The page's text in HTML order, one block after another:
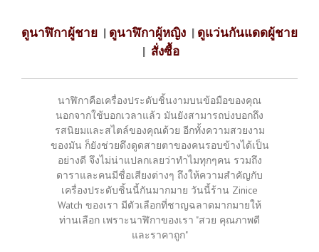
ดูนาฬิกาผู้ชาย | ดูนาฬิกาผู้หญิง | ดูแว่นกันแดดผู้ชาย
| สั่งซื้อ
นาฬิกาคือเครื่องประดับชิ้นงามบนข้อมือของคุณ
นอกจากใช้บอกเวลาแล้ว มันยังสามารถบ่งบอกถึง
รสนิยมและสไตล์ของคุณด้วย อีกทั้งความสวยงาม
ของมัน ก็ยังช่วยดึงดูดสายตาของคนรอบข้างได้เป็น
อย่างดี จึงไม่น่าแปลกเลยว่าทำไมทุกๆคน รวมถึง
ดาราและคนมีชื่อเสียงต่างๆ ถึงให้ความสำคัญกับ
เครื่องประดับชิ้นนี้กันมากมาย วันนี้ร้าน Zinice
Watch ของเรา มีตัวเลือกที่ชาญฉลาดมากมายให้
ท่านเลือก เพราะนาฬิกาของเรา "สวย คุณภาพดี
และราคาถูก"